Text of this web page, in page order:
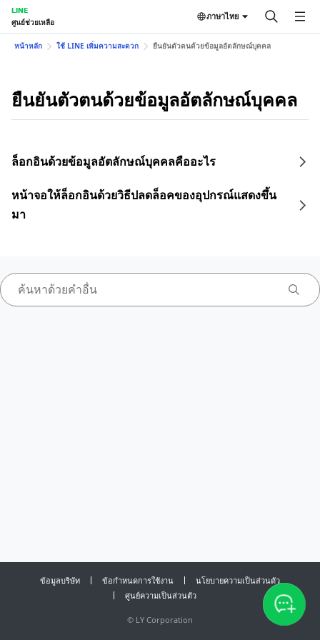
LINE
ศูนย์ช่วยเหลือ
ภาษาไทย
หน้าหลัก ใช้ LINE เพิ่มความสะดวก ยืนยันตัวตนด้วยข้อมูลอัตลักษณ์บุคคล
ยืนยันตัวตนด้วยข้อมูลอัตลักษณ์บุคคล
ล็อกอินด้วยข้อมูลอัตลักษณ์บุคคลคืออะไร
หน้าจอให้ล็อกอินด้วยวิธีปลดล็อคของอุปกรณ์แสดงขึ้น
มา
ข้อมูลบริษัท ข้อกำหนดการใช้งาน
นโยบายความเป็นส่วนตัว
ศูนย์ความเป็นส่วนตัว
© LY Corporation